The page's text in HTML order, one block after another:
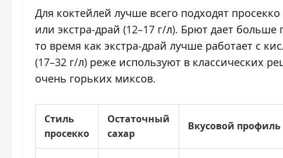
Для коктейлей лучше всего подходят
или экстра-драй (12–17 г/л). Брют дает
то время как экстра-драй лучше работает с
(17–32 г/л) реже используют в классических
очень горьких миксов.
Стиль
просекко
Остаточный
сахар
Вкусовой профиль